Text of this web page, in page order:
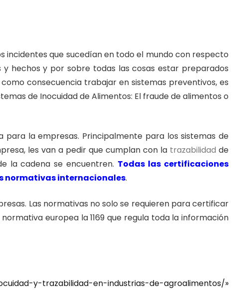
incidentes que sucedían en todo el mundo con respecto
hechos y por sobre todas las cosas estar preparados
consecuencia trabajar en sistemas preventivos, es
de Inocuidadde Alimentos: El fraude de alimentos o
la empresas. Principalmente para los sistemas de
les van a pedir que cumplan con la trazabilidadde
la cadena se encuentren. Todas las certificaciones
normativas internacionales.
Las normativas no solo se requieren para certificar
europea la 1169 que regula toda la información
y-trazabilidad-en-industrias-de-agroalimentos/»